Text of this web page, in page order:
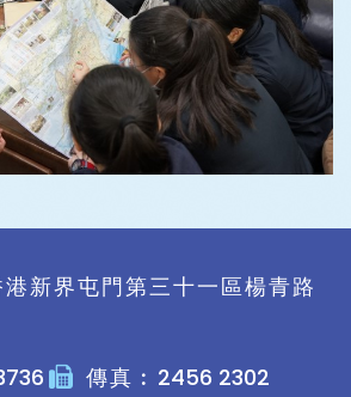
新界屯門第三十一區楊青路
傳真︰ 2456 2302